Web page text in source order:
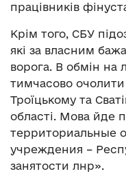
працівників
Крім того, СБУ
які за власним
ворога. В обмін на
тимчасово очолити
Троїцькому та
області. Мова йде
территориальные
учреждения –
занятости лнр».